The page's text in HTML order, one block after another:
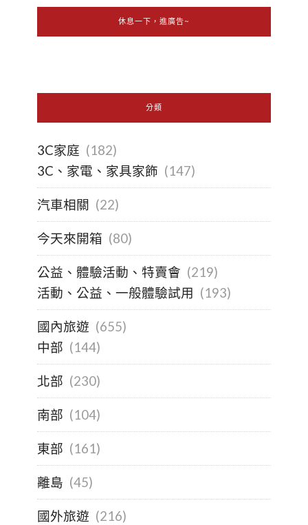
休息一下，進廣告~
分類
3C家庭 (182)
3C、家電、家具家飾 (147)
汽車相關 (22)
今天來開箱 (80)
公益、體驗活動、特賣會 (219)
活動、公益、一般體驗試用 (193)
國內旅遊 (655)
中部 (144)
北部 (230)
南部 (104)
東部 (161)
離島 (45)
國外旅遊 (216)